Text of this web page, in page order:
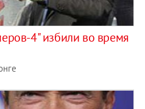
4" избили во время